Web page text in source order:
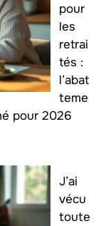
pour
les
retrai
tés :
l’abat
teme
pour 2026
J’ai
vécu
toute